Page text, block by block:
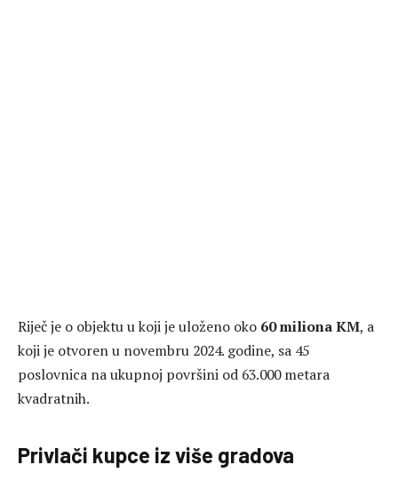
Riječ je o objektu u koji je uloženo oko 60 miliona KM, a
koji je otvoren u novembru 2024. godine, sa 45
poslovnica na ukupnoj površini od 63.000 metara
kvadratnih.
Privlači kupce iz više gradova